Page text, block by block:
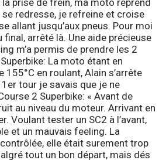
redresse, je refreine et croise
allant jusqu’aux pneus. Pour moi
final, arrêté là. Une aide précieuse
m’a permis de prendre les 2
La moto étant en
en roulant, Alain s’arrête
tour je savais que je ne
2 Superbike: « Avant de
au niveau du moteur. Arrivant en
Voulant tester un SC2 à l’avant,
et un mauvais feeling. La
contrôlée, elle était surement trop
tout un bon départ, mais dés